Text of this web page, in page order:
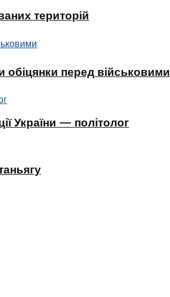
територій
обіцянки перед військовими
України — політолог